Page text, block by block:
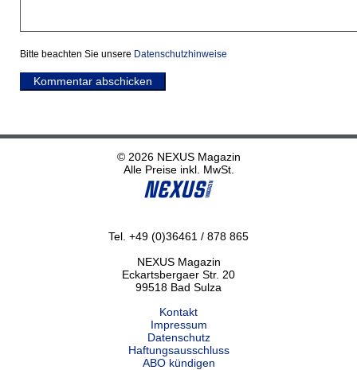
Bitte beachten Sie unsere Datenschutzhinweise
Kommentar abschicken
© 2026 NEXUS Magazin
Alle Preise inkl. MwSt.
Tel. +49 (0)36461 / 878 865
NEXUS Magazin
Eckartsbergaer Str. 20
99518 Bad Sulza
Kontakt
Impressum
Datenschutz
Haftungsausschluss
ABO kündigen